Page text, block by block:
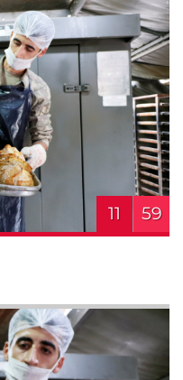
11 59